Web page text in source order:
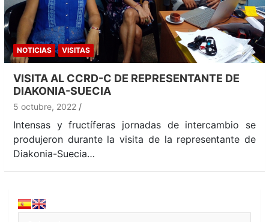
NOTICIAS VISITAS
VISITA AL CCRD-C DE REPRESENTANTE DE
DIAKONIA-SUECIA
5 octubre, 2022
Intensas y fructíferas jornadas de intercambio se
produjeron durante la visita de la representante de
Diakonia-Suecia…